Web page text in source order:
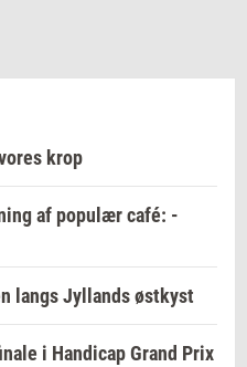
krop
af populær café: -
langs Jyllands østkyst
i Handicap Grand Prix